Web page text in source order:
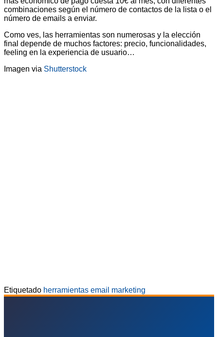
combinaciones según el número de contactos de la lista o el
número de emails a enviar.
Como ves, las herramientas son numerosas y la elección
final depende de muchos factores: precio, funcionalidades,
feeling en la experiencia de usuario…
Imagen via Shutterstock
Etiquetado herramientas email marketing